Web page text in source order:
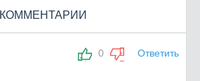
КОММЕНТАРИИ
0 Ответить